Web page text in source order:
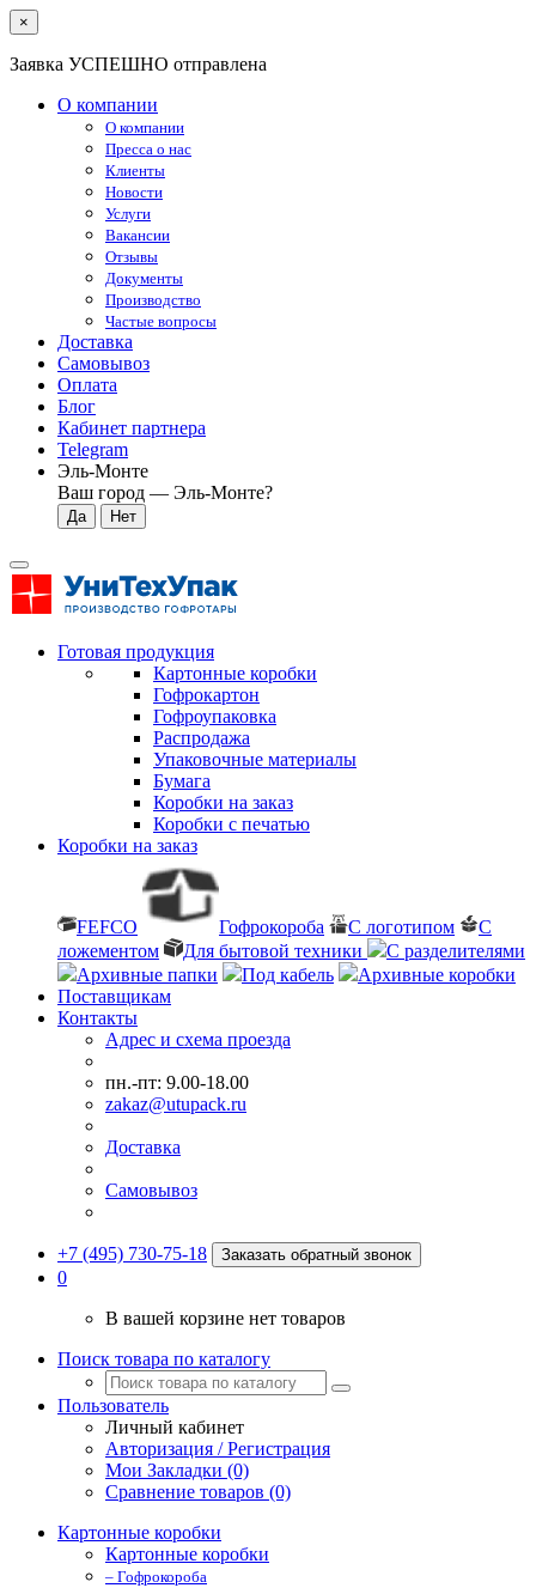
×
Заявка УСПЕШНО отправлена
О компании
О компании
Пресса о нас
Клиенты
Новости
Услуги
Вакансии
Отзывы
Документы
Производство
Частые вопросы
Доставка
Самовывоз
Оплата
Блог
Кабинет партнера
Telegram
Эль-Монте
Ваш город — Эль-Монте?
Готовая продукция
Картонные коробки
Гофрокартон
Гофроупаковка
Распродажа
Упаковочные материалы
Бумага
Коробки на заказ
Коробки с печатью
Коробки на заказ
FEFCO Гофрокороба С логотипом
С
ложементом
Для бытовой техники
С разделителями
Архивные папки
Под кабель
Архивные коробки
Поставщикам
Контакты
Адрес и схема проезда
пн.-пт: 9.00-18.00
zakaz@utupack.ru
Доставка
Самовывоз
+7 (495) 730-75-18 Заказать обратный звонок
0
В вашей корзине нет товаров
Поиск товара по каталогу
Пользователь
Личный кабинет
Авторизация / Регистрация
Мои Закладки (0)
Сравнение товаров (0)
Картонные коробки
Картонные коробки
– Гофрокороба